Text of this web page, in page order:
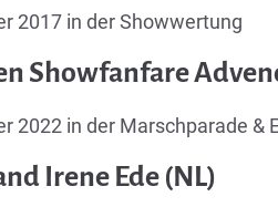
2017 in der Showwertung
Showfanfare
2022 in der Marschparade &
Irene Ede (NL)